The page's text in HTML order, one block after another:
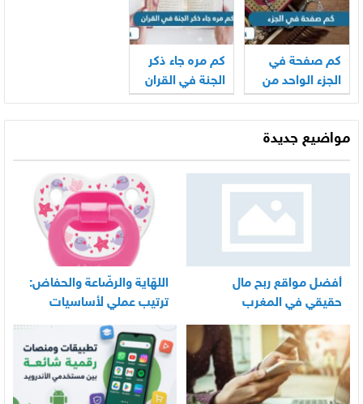
كم صفحة في
الجزء الواحد من
القرآن
كم مره جاء ذكر
الجنة في القران
مواضيع جديدة
أفضل مواقع ربح مال
حقيقي في المغرب
اللهّاية والرضّاعة والحفاض:
ترتيب عملي لأساسيات
العناية اليومية بالرضيع